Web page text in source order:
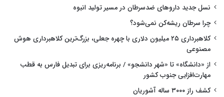
نسل جدید داروهای ضدسرطان در مسیر تولید انبوه
چرا سرطان ریشه‌کن نمی‌شود؟
کلاهبرداری ۲۵ میلیون دلاری با چهره جعلی، بزرگ‌ترین کلاهبرداری هوش
مصنوعی
از «دانشگاه» تا «شهر دانشجو» / برنامه‌ریزی برای تبدیل فارس به قطب
مهارت‌افزایی جنوب کشور
کشف راز ۳۰۰۰ ساله آشوریان